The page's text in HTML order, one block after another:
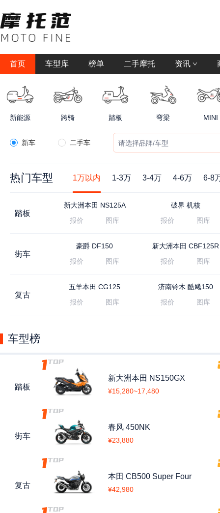
首页 车型库 榜单 二手摩托 资讯
新能源 跨骑 踏板 弯梁 MINI
新车 二手车 请选择品牌/车型
热门车型 1万以内 1-3万 3-4万 4-6万 6-8
踏板
新大洲本田 NS125A
报价
图库
破界 机核
报价
图库
街车
豪爵 DF150
报价
图库
新大洲本田 CBF125R
报价
图库
复古
五羊本田 CG125
报价
图库
济南铃木 酷飚150
报价
图库
车型榜
踏板
新大洲本田 NS150GX
¥15,280~17,480
街车
春风 450NK
¥23,880
复古
本田 CB500 Super Four
¥42,980